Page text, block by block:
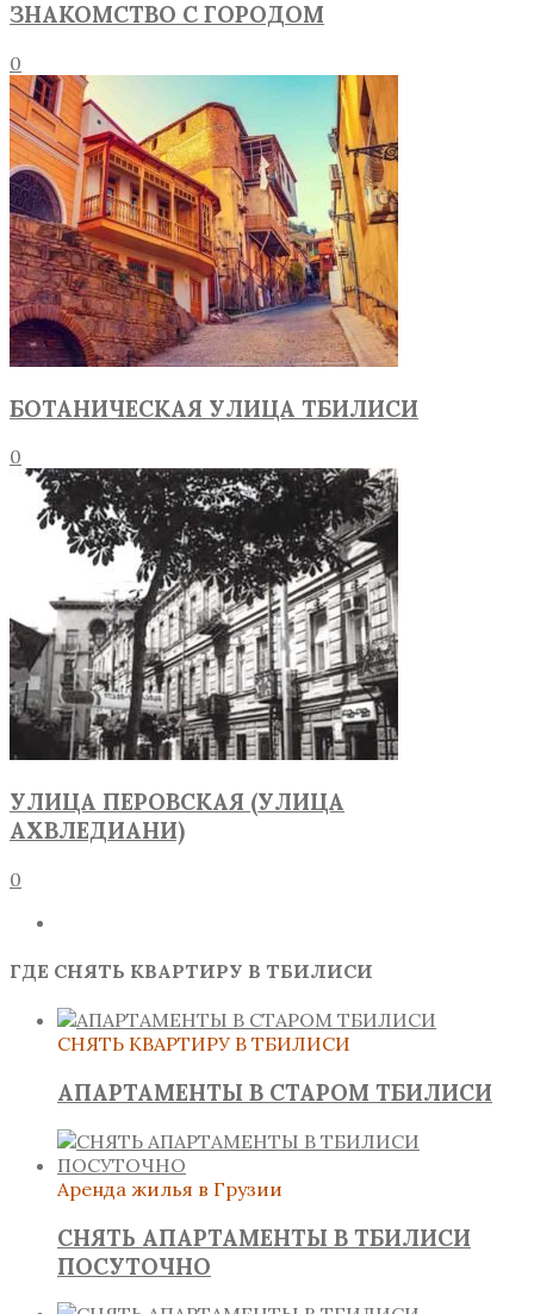
ЗНАКОМСТВО С ГОРОДОМ
0
БОТАНИЧЕСКАЯ УЛИЦА ТБИЛИСИ
0
УЛИЦА ПЕРОВСКАЯ (УЛИЦА
АХВЛЕДИАНИ)
0
ГДЕ СНЯТЬ КВАРТИРУ В ТБИЛИСИ
СНЯТЬ КВАРТИРУ В ТБИЛИСИ
АПАРТАМЕНТЫ В СТАРОМ ТБИЛИСИ
Аренда жилья в Грузии
СНЯТЬ АПАРТАМЕНТЫ В ТБИЛИСИ
ПОСУТОЧНО